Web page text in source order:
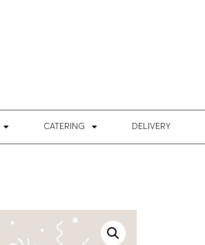
CATERING DELIVERY